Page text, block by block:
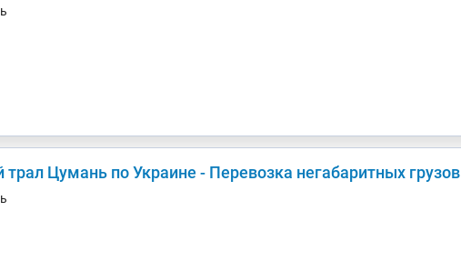
трал Цумань по Украине - Перевозка негабаритных грузов